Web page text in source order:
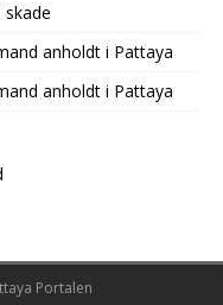
anholdt i Pattaya
anholdt i Pattaya
Portalen